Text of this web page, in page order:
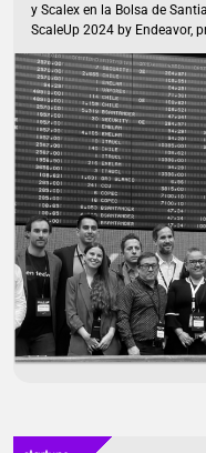
y Scalex en la Bolsa de
ScaleUp 2024 by Endeavor,
scaleups realizado en Chile,
probado en otras oficinas
emprendedores de alto
España, Grecia, e Italia, en
las empresas participantes.
plan […]